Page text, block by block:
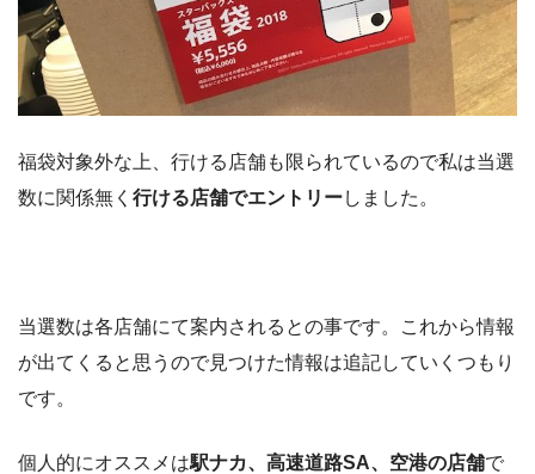
福袋対象外な上、行ける店舗も限られているので私は当選
数に関係無く 行ける店舗でエントリーしました。
当選数は各店舗にて案内されるとの事です。これから情報
が出てくると思うので見つけた情報は追記していくつもり
です。
個人的にオススメは駅ナカ、高速道路SA、空港の店舗で